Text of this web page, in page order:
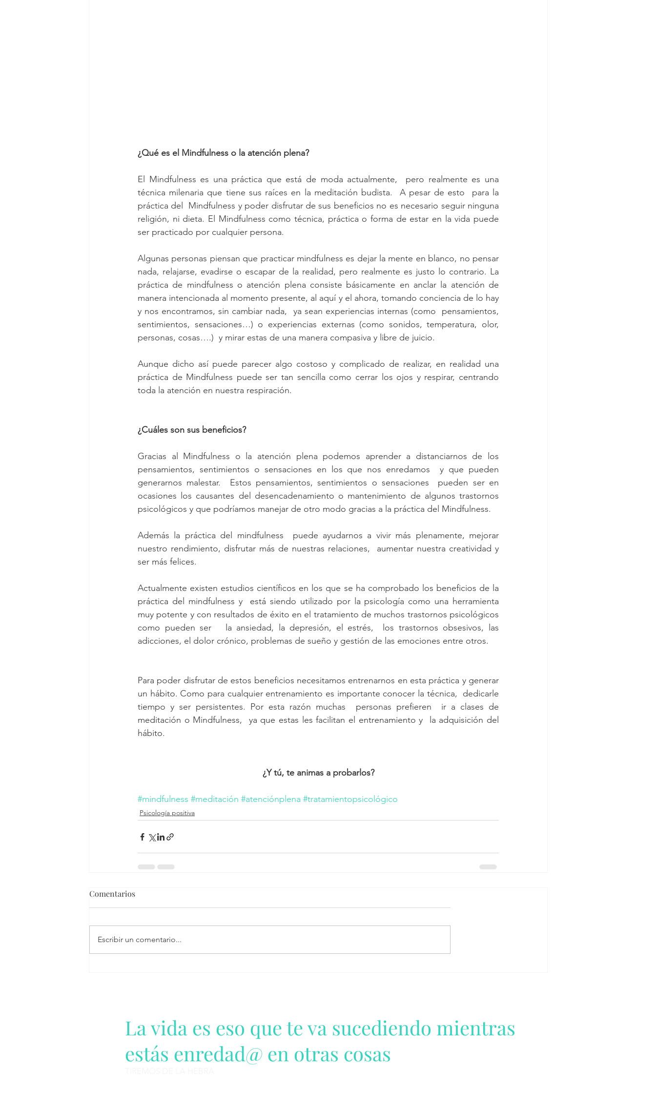
¿Qué es el Mindfulness o la atención plena?
El Mindfulness es una práctica que está de moda actualmente,  pero realmente es una
técnica milenaria que tiene sus raíces en la meditación budista.  A pesar de esto  para la
práctica del  Mindfulness y poder disfrutar de sus beneficios no es necesario seguir ninguna
religión, ni dieta. El Mindfulness como técnica, práctica o forma de estar en la vida puede
ser practicado por cualquier persona.
Algunas personas piensan que practicar mindfulness es dejar la mente en blanco, no pensar
nada, relajarse, evadirse o escapar de la realidad, pero realmente es justo lo contrario. La
práctica de mindfulness o atención plena consiste básicamente en anclar la atención de
manera intencionada al momento presente, al aquí y el ahora, tomando conciencia de lo hay
y nos encontramos, sin cambiar nada,  ya sean experiencias internas (como  pensamientos,
sentimientos, sensaciones…) o experiencias externas (como sonidos, temperatura, olor,
personas, cosas….)  y mirar estas de una manera compasiva y libre de juicio.
Aunque dicho así puede parecer algo costoso y complicado de realizar, en realidad una
práctica de Mindfulness puede ser tan sencilla como cerrar los ojos y respirar, centrando
toda la atención en nuestra respiración.
¿Cuáles son sus beneficios?
Gracias al Mindfulness o la atención plena podemos aprender a distanciarnos de los
pensamientos, sentimientos o sensaciones en los que nos enredamos  y que pueden
generarnos malestar.  Estos pensamientos, sentimientos o sensaciones  pueden ser en
ocasiones los causantes del desencadenamiento o mantenimiento de algunos trastornos
psicológicos y que podríamos manejar de otro modo gracias a la práctica del Mindfulness.
Además la práctica del mindfulness  puede ayudarnos a vivir más plenamente, mejorar
nuestro rendimiento, disfrutar más de nuestras relaciones,  aumentar nuestra creatividad y
ser más felices.
Actualmente existen estudios científicos en los que se ha comprobado los beneficios de la
práctica del mindfulness y  está siendo utilizado por la psicología como una herramienta
muy potente y con resultados de éxito en el tratamiento de muchos trastornos psicológicos
como pueden ser   la ansiedad, la depresión, el estrés,  los trastornos obsesivos, las
adicciones, el dolor crónico, problemas de sueño y gestión de las emociones entre otros.
Para poder disfrutar de estos beneficios necesitamos entrenarnos en esta práctica y generar
un hábito. Como para cualquier entrenamiento es importante conocer la técnica,  dedicarle
tiempo y ser persistentes. Por esta razón muchas  personas prefieren  ir a clases de
meditación o Mindfulness,  ya que estas les facilitan el entrenamiento y  la adquisición del
hábito.
¿Y tú, te animas a probarlos?
#mindfulness #meditación #atenciónplena #tratamientopsicológico
Psicología positiva
Comentarios
Escribir un comentario...
La vida es eso que te va sucediendo mientras
estás enredad@ en otras cosas